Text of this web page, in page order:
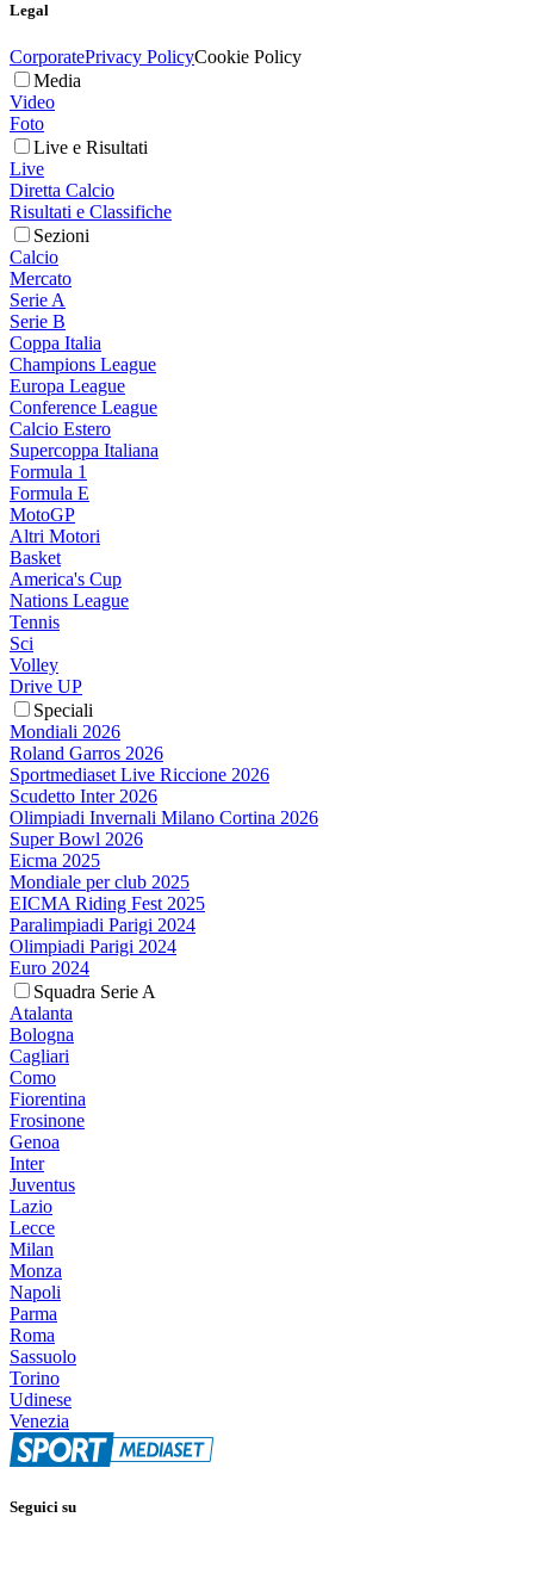
Legal
CorporatePrivacy PolicyCookie Policy
Media
Video
Foto
Live e Risultati
Live
Diretta Calcio
Risultati e Classifiche
Sezioni
Calcio
Mercato
Serie A
Serie B
Coppa Italia
Champions League
Europa League
Conference League
Calcio Estero
Supercoppa Italiana
Formula 1
Formula E
MotoGP
Altri Motori
Basket
America's Cup
Nations League
Tennis
Sci
Volley
Drive UP
Speciali
Mondiali 2026
Roland Garros 2026
Sportmediaset Live Riccione 2026
Scudetto Inter 2026
Olimpiadi Invernali Milano Cortina 2026
Super Bowl 2026
Eicma 2025
Mondiale per club 2025
EICMA Riding Fest 2025
Paralimpiadi Parigi 2024
Olimpiadi Parigi 2024
Euro 2024
Squadra Serie A
Atalanta
Bologna
Cagliari
Como
Fiorentina
Frosinone
Genoa
Inter
Juventus
Lazio
Lecce
Milan
Monza
Napoli
Parma
Roma
Sassuolo
Torino
Udinese
Venezia
Seguici su